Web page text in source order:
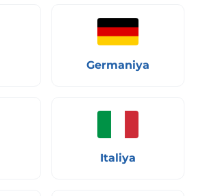
Germaniya
Italiya